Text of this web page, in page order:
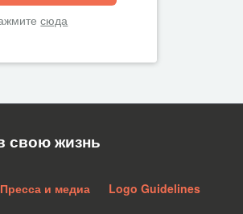
сюда
свою жизнь
Пресса и медиа Logo Guidelines